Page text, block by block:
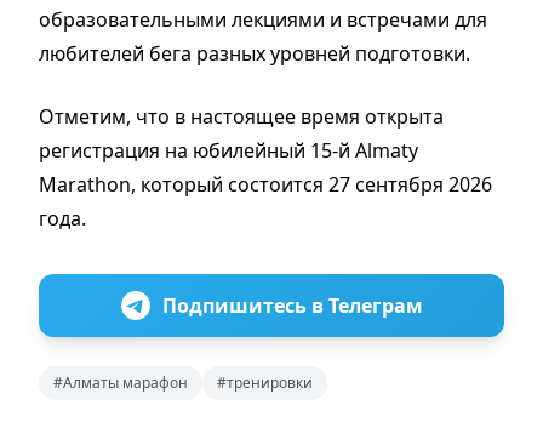
образовательными лекциями и встречами для
любителей бега разных уровней подготовки.
Отметим, что в настоящее время открыта
регистрация на юбилейный 15-й Almaty
Marathon, который состоится 27 сентября 2026
года.
Подпишитесь в Телеграм
#Алматы марафон #тренировки